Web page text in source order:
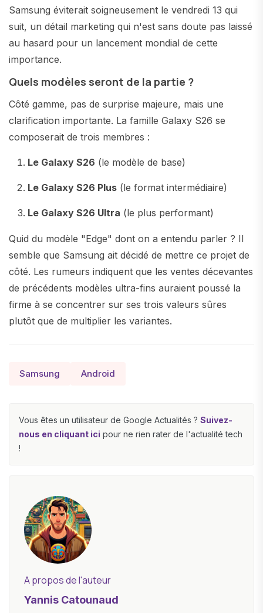
Samsung éviterait soigneusement le vendredi 13 qui
suit, un détail marketing qui n'est sans doute pas laissé
au hasard pour un lancement mondial de cette
importance.
Quels modèles seront de la partie ?
Côté gamme, pas de surprise majeure, mais une
clarification importante. La famille Galaxy S26 se
composerait de trois membres :
Le Galaxy S26 (le modèle de base)
Le Galaxy S26 Plus (le format intermédiaire)
Le Galaxy S26 Ultra (le plus performant)
Quid du modèle "Edge" dont on a entendu parler ? Il
semble que Samsung ait décidé de mettre ce projet de
côté. Les rumeurs indiquent que les ventes décevantes
de précédents modèles ultra-fins auraient poussé la
firme à se concentrer sur ses trois valeurs sûres
plutôt que de multiplier les variantes.
Samsung Android
Vous êtes un utilisateur de Google Actualités ? Suivez-
nous en cliquant ici pour ne rien rater de l'actualité tech
!
A propos de l'auteur
Yannis Catounaud